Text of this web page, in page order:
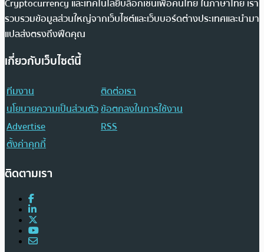
Cryptocurrency และเทคโนโลยีบล็อกเชนเพื่อคนไทย ในภาษาไทย เรา
รวบรวมข้อมูลส่วนใหญ่จากเว็บไซต์และเว็บบอร์ดต่างประเทศและนำมา
แปลส่งตรงถึงฟีดคุณ
เกี่ยวกับเว็บไซต์นี้
ทีมงาน
ติดต่อเรา
นโยบายความเป็นส่วนตัวข้อตกลงในการใช้งาน
Advertise
RSS
ตั้งค่าคุกกี้
ติดตามเรา